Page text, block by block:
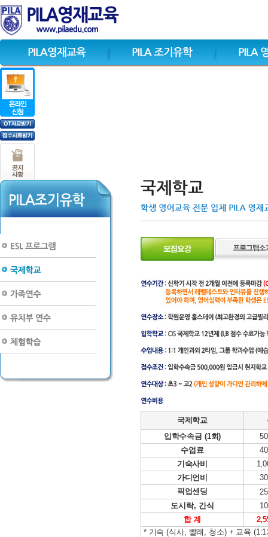
국제학교
입학수속금 (1회)
수업료
기숙사비
가디언비
픽업센딩
도시락, 간식
합 계
* 기숙 (식사, 빨래, 청소) + 교육